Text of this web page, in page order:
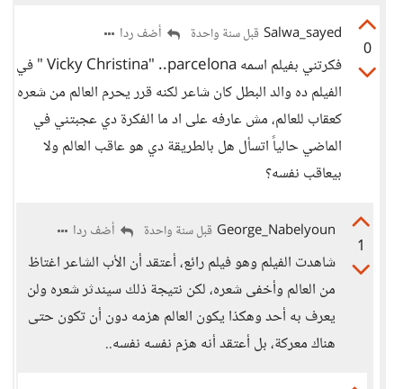
0
Salwa_sayed قبل سنة واحدة أضف ردا
فكرتني بفيلم اسمه Vicky Christina" ..parcelona " في
الفيلم ده والد البطل كان شاعر لكنه قرر يحرم العالم من شعره
كعقاب للعالم، مش عارفه على اد ما الفكرة دي عجبتني في
الماضي حالياً اتسأل هل بالطريقة دي هو عاقب العالم ولا
بيعاقب نفسه؟
1
George_Nabelyoun قبل سنة واحدة أضف ردا
شاهدت الفيلم وهو فيلم رائع، أعتقد أن الأب الشاعر اغتاظ
من العالم وأخفى شعره، لكن نتيجة ذلك سيندثر شعره ولن
يعرف به أحد وهكذا يكون العالم هزمه دون أن تكون حتى
هناك معركة، بل أعتقد أنه هزم نفسه نفسه..